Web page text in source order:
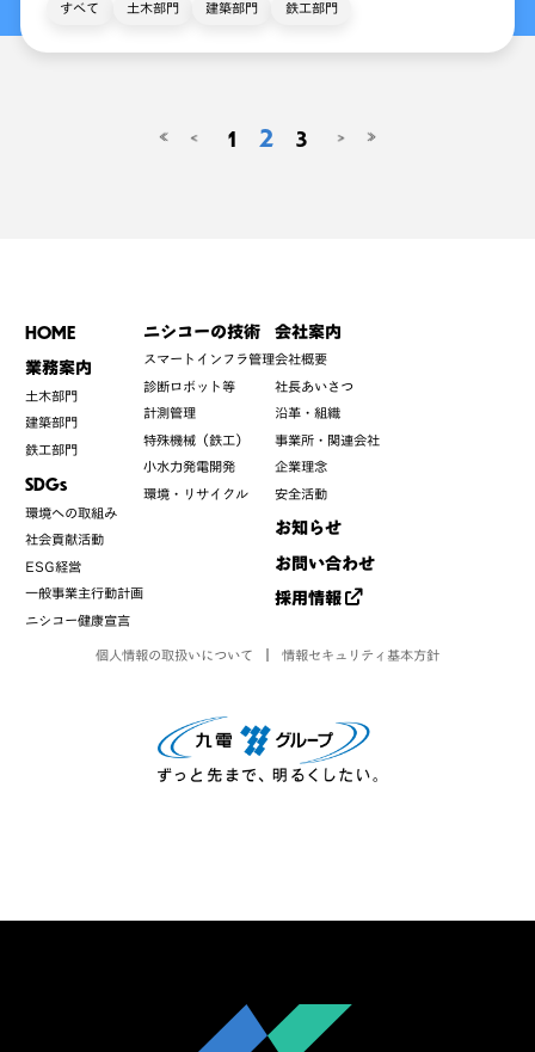
すべて 土木部門 建築部門 鉄工部門
≪ < 1 2 3 > ≫
HOME
業務案内
土木部門
建築部門
鉄工部門
SDGs
環境への取組み
社会貢献活動
ESG経営
一般事業主行動計画
ニシコー健康宣言
ニシコーの技術
スマートインフラ管理
診断ロボット等
計測管理
特殊機械（鉄工）
小水力発電開発
環境・リサイクル
会社案内
会社概要
社長あいさつ
沿革・組織
事業所・関連会社
企業理念
安全活動
お知らせ
お問い合わせ
採用情報
個人情報の取扱いについて 情報セキュリティ基本方針